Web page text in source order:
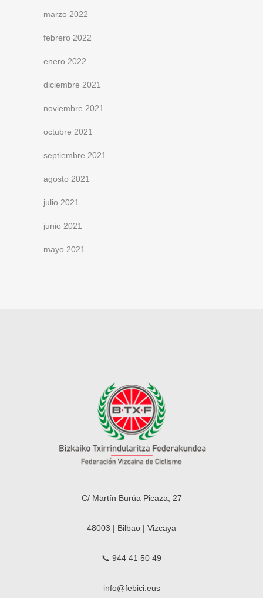
marzo 2022
febrero 2022
enero 2022
diciembre 2021
noviembre 2021
octubre 2021
septiembre 2021
agosto 2021
julio 2021
junio 2021
mayo 2021
C/ Martín Burúa Picaza, 27
48003 | Bilbao | Vizcaya
📞 944 41 50 49
info@febici.eus